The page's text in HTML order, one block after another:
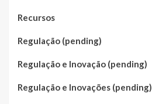
Recursos
Regulação (pending)
Regulação e Inovação (pending)
Regulação e Inovações (pending)